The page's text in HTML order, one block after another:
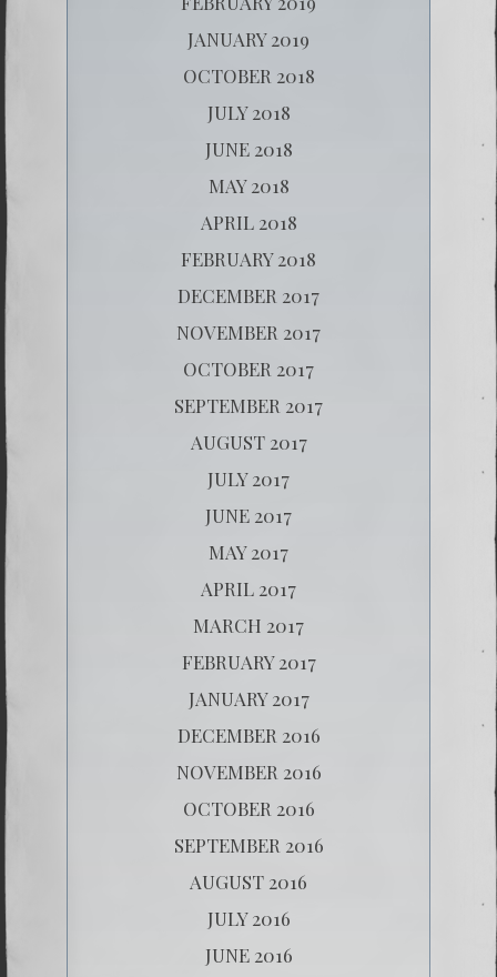
JANUARY 2019
OCTOBER 2018
JULY 2018
JUNE 2018
MAY 2018
APRIL 2018
FEBRUARY 2018
DECEMBER 2017
NOVEMBER 2017
OCTOBER 2017
SEPTEMBER 2017
AUGUST 2017
JULY 2017
JUNE 2017
MAY 2017
APRIL 2017
MARCH 2017
FEBRUARY 2017
JANUARY 2017
DECEMBER 2016
NOVEMBER 2016
OCTOBER 2016
SEPTEMBER 2016
AUGUST 2016
JULY 2016
JUNE 2016